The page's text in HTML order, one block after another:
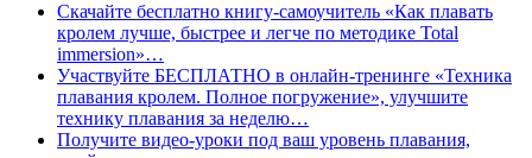
Скачайте бесплатно книгу-самоучитель «Как плавать
кролем лучше, быстрее и легче по методике Total
immersion»…
Участвуйте БЕСПЛАТНО в онлайн-тренинге «Техника
плавания кролем. Полное погружение», улучшите
технику плавания за неделю…
Получите видео-уроки под ваш уровень плавания,